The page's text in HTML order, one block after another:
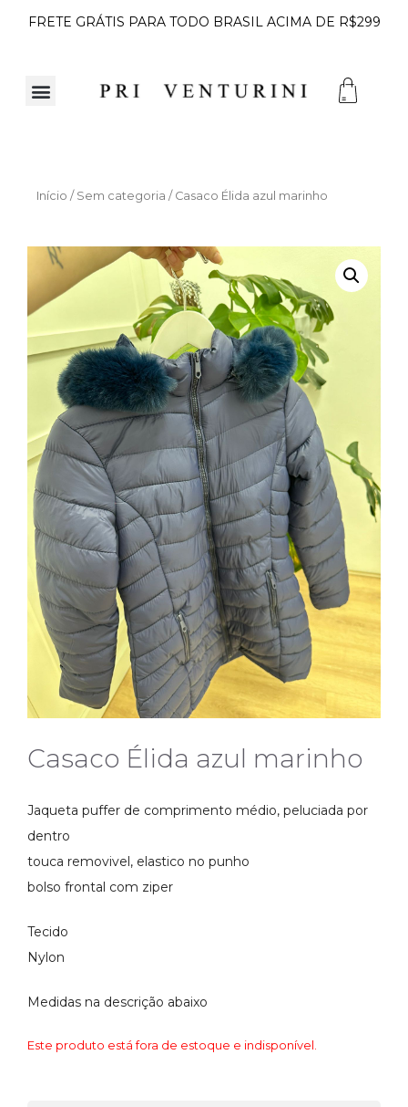
FRETE GRÁTIS PARA TODO BRASIL ACIMA DE R$299
Início / Sem categoria / Casaco Élida azul marinho
Casaco Élida azul marinho
Jaqueta puffer de comprimento médio, peluciada por
dentro
touca removivel, elastico no punho
bolso frontal com ziper
Tecido
Nylon
Medidas na descrição abaixo
Este produto está fora de estoque e indisponível.